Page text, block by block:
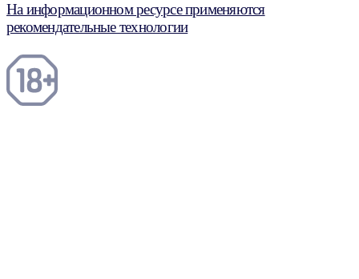
На информационном ресурсе применяются
рекомендательные технологии